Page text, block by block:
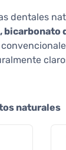
dentales
bicarbonato
naturales